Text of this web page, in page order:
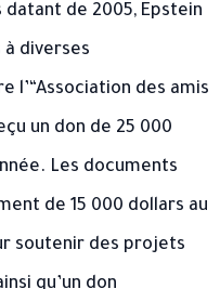
de 2005, Epstein
diverses
l’“Association des amis
un don de 25 000
Les documents
de 15 000 dollars au
soutenir des projets
qu’un don